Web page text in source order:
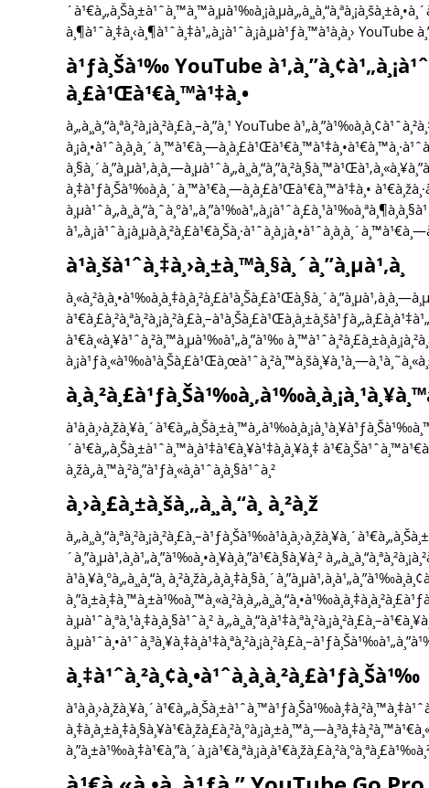
à¸¶à¹ˆà¸‡à¸‹à¸¶à¹ˆà¸‡à¹„à¸¡à¹ˆà¸¡à¸µà¹ƒà¸™à¹à¸­à¸› YouTube
à¹ƒà¸Šà¹‰ YouTube
à¸£à¹Œà¹€à¸™à¹‡à¸•
à¸„à¸¸à¸“à¸ªà¸²à¸¡à¸²à¸£à¸–à¸”à¸¹ YouTube
à¸‡à¹ƒà¸Šà¹‰à¸­à¸´à¸™à¹€à¸—à¸­à¸£à¹Œà¹€à¸™à¹‡à¸•
à¹à¸šà¹ˆà¸‡à¸›à¸±à¸™à¸§à¸´à¸”à¸µà¹‚à¸­
à¹€à¸«à¸¥à¹ˆà¸²à¸™à¸µà¹‰à¹„à¸”à¹‰
´à¹€à¸„à¸Šà¸±à¹ˆà¸™à¸à¹‡à¹€à¸¥à¹‡à¸à¸¥à¸‡
à¸žà¸‚à¸™à¸²à¸”à¹ƒà¸«à¸à¹ˆà¸à¸§à¹ˆà¸²
à¸›à¸£à¸±à¸šà¸„à¸¸à¸“à¸ à¸²à¸ž
´à¸”à¸µà¹‚à¸­à¹„à¸”à¹‰à¸•à¸¥à¸­à¸”à¹€à¸§à¸¥à¸²
à¹à¸¥à¸°à¸„à¸¸à¸“à¸
à¸µà¹ˆà¸ªà¸¹à¸‡à¸à¸§à¹ˆà¸²
à¸‡à¹ˆà¸²à¸¢à¸•à¹ˆà¸­à¸à¸²à¸£à¹ƒà¸Šà¹‰